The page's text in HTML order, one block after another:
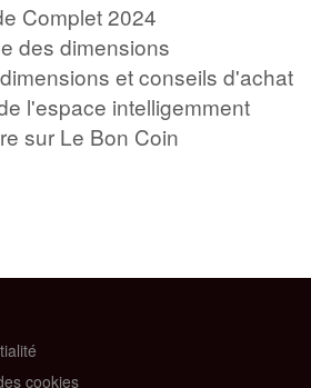
Complet 2024
des dimensions
et conseils d'achat
l'espace intelligemment
sur Le Bon Coin
cookies